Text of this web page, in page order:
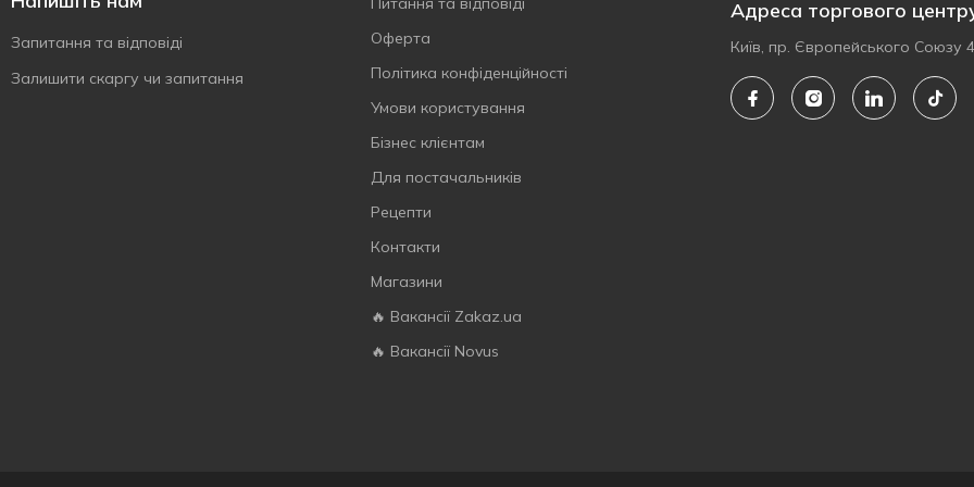
Чіа
Запитання та відповіді
Залишити скаргу чи запитання
Оферта
Політика конфіденційності
Умови користування
Бізнес клієнтам
Для постачальників
Рецепти
Контакти
Магазини
🔥 Вакансії Zakaz.ua
🔥 Вакансії Novus
Адреса торгового
Київ, пр. Європейського Союзу